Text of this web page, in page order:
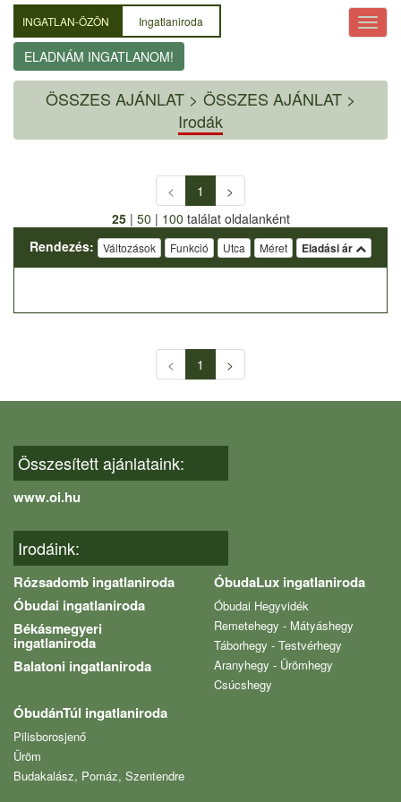
INGATLAN-ÖZÖN Ingatlaniroda
ELADNÁM INGATLANOM!
ÖSSZES AJÁNLAT> ÖSSZES AJÁNLAT >
Irodák
< 1
>
25| 50 | 100 találat oldalanként
Rendezés:
Változások Funkció Utca Méret Eladási ár
< 1 >
Összesített ajánlataink:
www.oi.hu
Irodáink:
Rózsadomb ingatlaniroda
Óbudai ingatlaniroda
Békásmegyeri
ingatlaniroda
Balatoni ingatlaniroda
ÓbudaLux ingatlaniroda
Óbudai Hegyvidék
Remetehegy - Mátyáshegy
Táborhegy - Testvérhegy
Aranyhegy - Ürömhegy
Csúcshegy
ÓbudánTúl ingatlaniroda
Pilisborosjenő
Üröm
Budakalász, Pomáz, Szentendre